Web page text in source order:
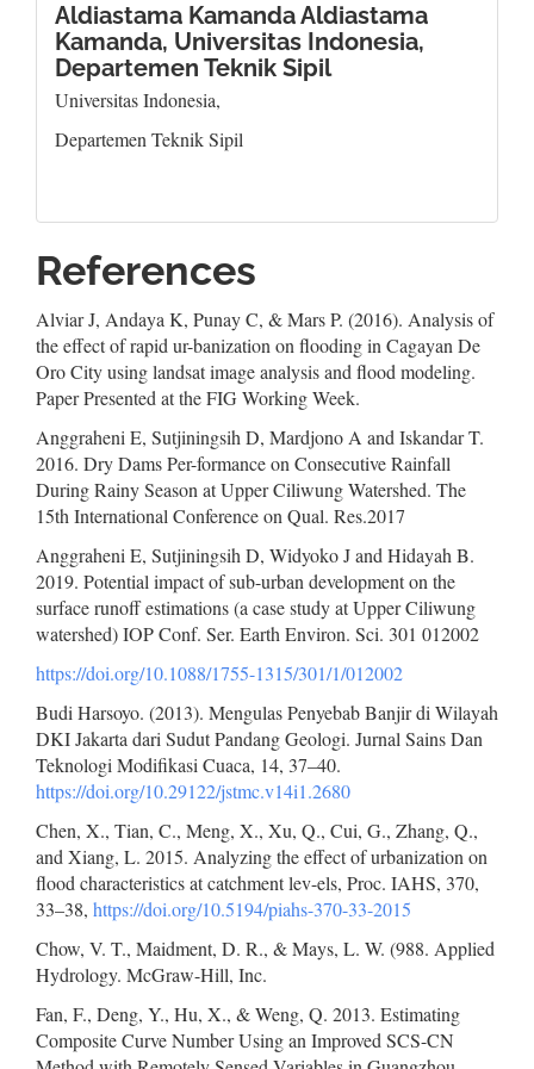
Aldiastama Kamanda Aldiastama
Kamanda, Universitas Indonesia,
Departemen Teknik Sipil
Universitas Indonesia,
Departemen Teknik Sipil
References
Alviar J, Andaya K, Punay C, & Mars P. (2016). Analysis of
the effect of rapid ur-banization on flooding in Cagayan De
Oro City using landsat image analysis and flood modeling.
Paper Presented at the FIG Working Week.
Anggraheni E, Sutjiningsih D, Mardjono A and Iskandar T.
2016. Dry Dams Per-formance on Consecutive Rainfall
During Rainy Season at Upper Ciliwung Watershed. The
15th International Conference on Qual. Res.2017
Anggraheni E, Sutjiningsih D, Widyoko J and Hidayah B.
2019. Potential impact of sub-urban development on the
surface runoff estimations (a case study at Upper Ciliwung
watershed) IOP Conf. Ser. Earth Environ. Sci. 301 012002
https://doi.org/10.1088/1755-1315/301/1/012002
Budi Harsoyo. (2013). Mengulas Penyebab Banjir di Wilayah
DKI Jakarta dari Sudut Pandang Geologi. Jurnal Sains Dan
Teknologi Modifikasi Cuaca, 14, 37–40.
https://doi.org/10.29122/jstmc.v14i1.2680
Chen, X., Tian, C., Meng, X., Xu, Q., Cui, G., Zhang, Q.,
and Xiang, L. 2015. Analyzing the effect of urbanization on
flood characteristics at catchment lev-els, Proc. IAHS, 370,
33–38, https://doi.org/10.5194/piahs-370-33-2015
Chow, V. T., Maidment, D. R., & Mays, L. W. (988. Applied
Hydrology. McGraw-Hill, Inc.
Fan, F., Deng, Y., Hu, X., & Weng, Q. 2013. Estimating
Composite Curve Number Using an Improved SCS-CN